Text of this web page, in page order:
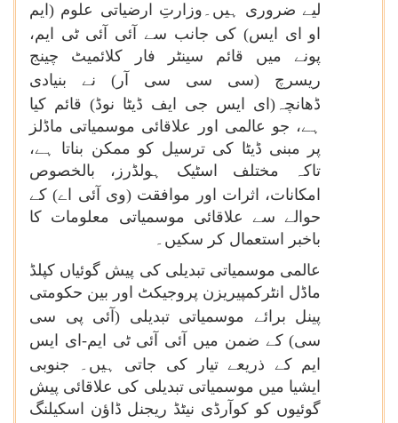
لیے ضروری ہیں۔وزارتِ ارضیاتی علوم (ایم
او ای ایس) کی جانب سے آئی آئی ٹی ایم،
پونے میں قائم سینٹر فار کلائمیٹ چینج
ریسرچ
(سی سی سی آر)
نے بنیادی
ڈھانچہ(ای ایس جی ایف ڈیٹا نوڈ) قائم کیا
ہے، جو عالمی اور علاقائی موسمیاتی ماڈلز
پر مبنی ڈیٹا کی ترسیل کو ممکن بناتا ہے،
تاکہ مختلف اسٹیک ہولڈرز، بالخصوص
امکانات، اثرات اور موافقت (وی آئی اے) کے
حوالے سے علاقائی موسمیاتی معلومات کا
باخبر استعمال کر سکیں۔
عالمی موسمیاتی تبدیلی کی پیش گوئیاں کپلڈ
ماڈل انٹرکمپیریزن پروجیکٹ اور بین حکومتی
پینل برائے موسمیاتی تبدیلی (آئی پی سی
سی) کے ضمن میں آئی آئی ٹی ایم-ای ایس
ایم کے ذریعے تیار کی جاتی ہیں۔ جنوبی
ایشیا میں موسمیاتی تبدیلی کی علاقائی پیش
گوئیوں کو کوآرڈی نیٹڈ ریجنل ڈاؤن اسکیلنگ